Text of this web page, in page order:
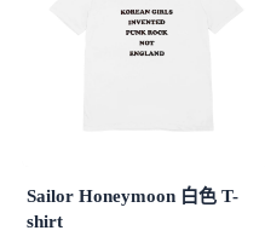
Sailor Honeymoon 白色 T-
shirt